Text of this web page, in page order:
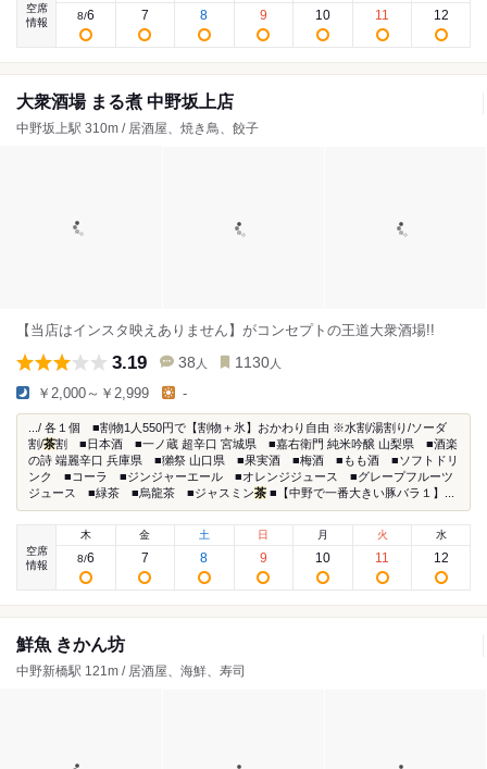
空席
情報
8/6 7 8 9 10 11 12
大衆酒場 まる煮 中野坂上店
中野坂上駅 310m / 居酒屋、焼き鳥、餃子
【当店はインスタ映えありません】がコンセプトの王道大衆酒場!!
3.19 38 人 1130 人
￥2,000～￥2,999 -
.../ 各１個 ■割物1人550円で【割物＋氷】おかわり自由 ※水割/湯割り/ソーダ
割/茶割 ■日本酒 ■一ノ蔵 超辛口 宮城県 ■嘉右衛門 純米吟醸 山梨県 ■酒楽
の詩 端麗辛口 兵庫県 ■獺祭 山口県 ■果実酒 ■梅酒 ■もも酒 ■ソフトドリ
ンク ■コーラ ■ジンジャーエール ■オレンジジュース ■グレープフルーツ
ジュース ■緑茶 ■烏龍茶 ■ジャスミン茶 ■【中野で一番大きい豚バラ１】...
空席
情報
木
8/6
金
7
土
8
日
9
月
10
火
11
水
12
鮮魚 きかん坊
中野新橋駅 121m / 居酒屋、海鮮、寿司